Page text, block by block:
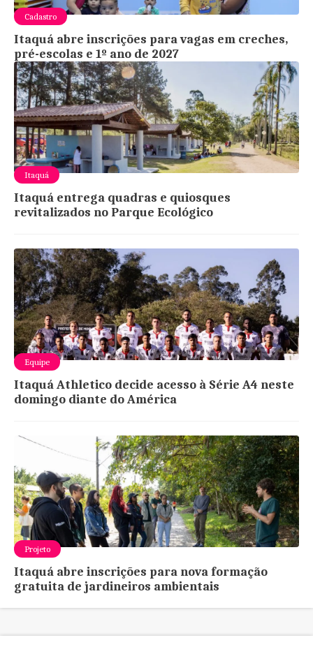
Cadastro
Itaquá abre inscrições para vagas em creches,
pré-escolas e 1º ano de 2027
Itaquá
Itaquá entrega quadras e quiosques
revitalizados no Parque Ecológico
Equipe
Itaquá Athletico decide acesso à Série A4 neste
domingo diante do América
Projeto
Itaquá abre inscrições para nova formação
gratuita de jardineiros ambientais